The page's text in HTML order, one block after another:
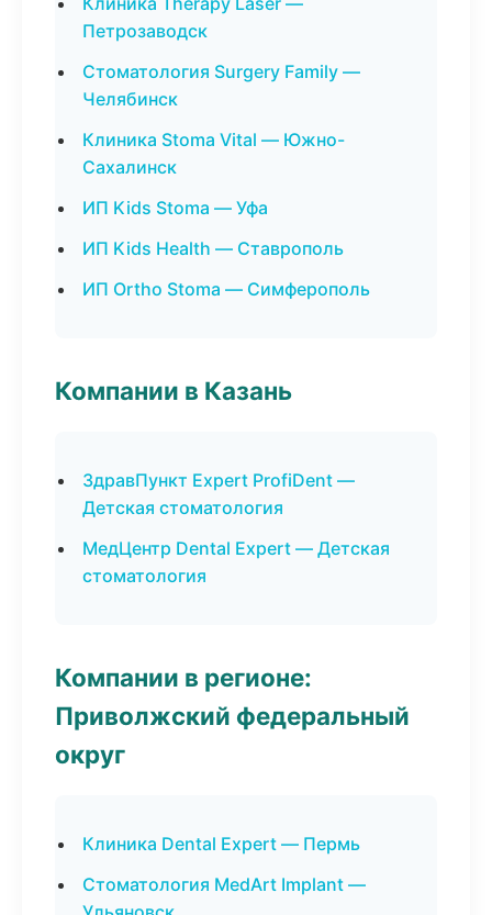
Петрозаводск
Стоматология Surgery Family —
Челябинск
Клиника Stoma Vital — Южно-
Сахалинск
ИП Kids Stoma — Уфа
ИП Kids Health — Ставрополь
ИП Ortho Stoma — Симферополь
Компании в Казань
ЗдравПункт Expert ProfiDent —
Детская стоматология
МедЦентр Dental Expert — Детская
стоматология
Компании в регионе:
Приволжский федеральный
округ
Клиника Dental Expert — Пермь
Стоматология MedArt Implant —